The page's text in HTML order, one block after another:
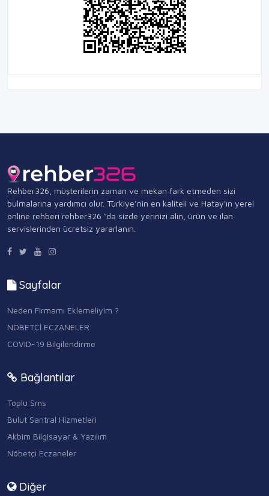
Rehber326, müşterilerin zaman ve mekan fark etmeden sizi
bulmalarına yardımcı olur. Türkiye’nin en kaliteli ve Hatay'ın yerel
online rehberi rehber326 ‘da sizde yerinizi alın, ürün ve ilan
servislerinden ücretsiz yararlanın.
Sayfalar
Neden Firmamı Eklemeliyim ?
NÖBETÇİ ECZANELER
COVID-19 Bilgilendirme
Bağlantılar
Toplu Sms
Bulut Santral Hizmetleri
Akbim Bilgisayar & Yazılım
Nöbetçi Eczaneler
Diğer